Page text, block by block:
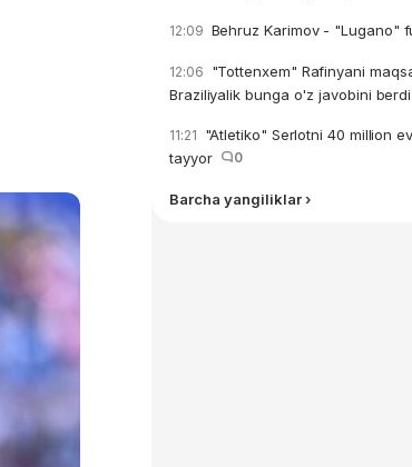
12:09 Behruz Karimov - "Lugano"
12:06 "Tottenxem" Rafinyani
Braziliyalik bunga o'z javobini berdi
11:21 "Atletiko" Serlotni 40 million
tayyor
0
Barcha yangiliklar ›